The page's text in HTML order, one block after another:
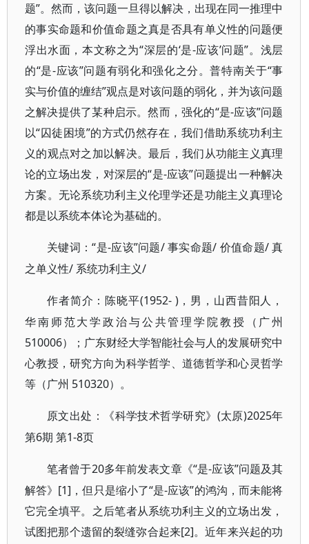
题”。然而，该问题一旦得以解决，出现在同一推理中
的事实命题和价值命题之真是否具有单义性的问题便
浮出水面，本文称之为“深层的‘是-应该’问题”。浅层
的“是-应该”问题有弱化和强化之分。普特南关于“事
实与价值的缠结”观点是对该问题的弱化，并为该问题
之解决提供了某种启示。然而，强化的“是-应该”问题
以“囚徒困境”的方式仍然存在，我们借助系统功利主
义的观点对之加以解决。最后，我们从功能主义真理
论的立场出发，对深层的“是-应该”问题提出一种解决
方案。无论系统功利主义伦理学还是功能主义真理论
都是以系统本体论为基础的。
关键词：“是-应该”问题/ 事实命题/ 价值命题/ 真
之单义性/ 系统功利主义/
作者简介：陈晓平(1952- )，男，山西昔阳人，
华南师范大学政治与公共管理学院教授（广州
510006）；广东财经大学智能社会与人的发展研究中
心教授，研究方向为科学哲学、道德哲学和心灵哲学
等（广州 510320）。
原文出处：《科学技术哲学研究》 (太原)2025年
第6期 第1-8页
笔者曾于20多年前发表文章《“是-应该”问题及其
解答》[1]，但只是缩小了“是-应该”的鸿沟，而未能将
它完全填平。之后笔者从系统功利主义的立场出发，
试图把那个遗留的裂缝弥合起来[2]。近年来兴起的功